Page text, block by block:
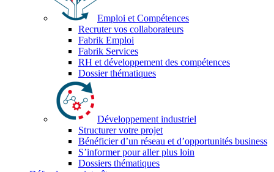
Emploi et Compétences
Recruter vos collaborateurs
Fabrik Emploi
Fabrik Services
RH et développement des compétences
Dossier thématiques
Développement industriel
Structurer votre projet
Bénéficier d’un réseau et d’opportunités business
S’informer pour aller plus loin
Dossiers thématiques